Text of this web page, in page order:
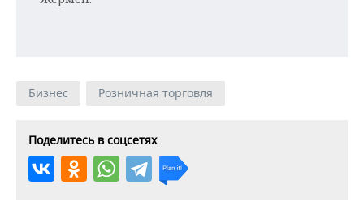
Бизнес Розничная торговля
Поделитесь в соцсетях